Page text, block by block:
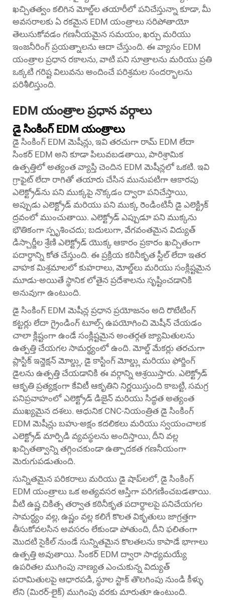
ఖచ్చితత్వం కలిగిన మోల్డ్‌ల తయారీలో పనిచేస్తున్నా కూడా, మీ
అవసరాలకు ఏ రకమైన EDM యంత్రాలు సరిపోతాయో
తెలుసుకోవడం గణనీయమైన సమయం, ఖర్చు మరియు
ఇంజనీరింగ్ ప్రయత్నాలను ఆదా చేస్తుంది. ఈ వ్యాసం EDM
యంత్రాల ప్రధాన రకాలను, వాటి పని సూత్రాలను మరియు ప్రతి
ఒక్కటి గరిష్ట విలువను అందించే పరిశ్రమల సందర్భాలను
పరిశీలిస్తుంది.
EDM యంత్రాల ప్రధాన వర్గాలు
డై సింకింగ్ EDM యంత్రాలు
డై సింకింగ్ EDM మెషీన్లు, ఇవి తరచుగా రామ్ EDM లేదా
సింకర్ EDM అని కూడా పిలువబడతాయి, పారిశ్రామిక
ఉత్పత్తిలో అత్యంత వ్యాప్తి చెందిన EDM మెషీన్లలో ఒకటి. ఇవి
గ్రాఫైట్ లేదా రాగితో తయారు చేసిన మునుపటిగా ఆకారపు
ఎలెక్ట్రోడ్‌ను పని ముక్కపై నొక్కడం ద్వారా పనిచేస్తాయి,
అప్పుడు ఎలెక్ట్రోడ్ మరియు పని ముక్క రెండింటినీ డై ఎలెక్ట్రిక్
ద్రవంలో ముంచుతాయి. ఎలెక్ట్రోడ్ ఎప్పుడూ పని ముక్కను
భౌతికంగా స్పృశించదు; బదులుగా, వేగవంతమైన విద్యుత్
డిస్చార్జీల శ్రేణి ఎలెక్ట్రోడ్ యొక్క ఆకారం ప్రకారం ఖచ్చితంగా
పదార్థాన్ని కోత చేస్తుంది. ఈ ప్రక్రియ కఠినీకృత స్టీల్ లేదా ఇతర
వాహక మిశ్రమాలలో కుహరాలు, మోల్డ్‌లు మరియు సంక్లిష్టమైన
మూడు-అయితే స్థానిక లోతైన ప్రదేశాలను సృష్టించడానికి
అనువుగా ఉంటుంది.
డై సింకింగ్ EDM మెషీన్ల ప్రధాన ప్రయోజనం అది రొటేటింగ్
కట్టర్లు లేదా గ్రైండింగ్ టూల్స్ ఉపయోగించి మెషీన్ చేయడం
చాలా క్లిష్టంగా ఉండే సంక్లిష్టమైన అంతర్గత జ్యామితులను
ఉత్పత్తి చేయగల సామర్థ్యంలో ఉంది. మోల్డ్ మేకర్లు తరచుగా
ప్లాస్టిక్ ఇన్జెక్షన్ మోల్డ్లు, డై కాస్టింగ్ మోల్డ్లు మరియు ఫోర్జింగ్
డైలను ఉత్పత్తి చేయడానికి ఈ వర్గాన్ని ఆశ్రయిస్తారు. ఎలెక్ట్రోడ్
ఆకృతి ప్రత్యక్షంగా కేవిటీ ఆకృతిని నిర్ణయిస్తుంది కాబట్టి, సమగ్ర
పనిప్రవాహంలో ఎలెక్ట్రోడ్ డిజైన్ మరియు సిద్ధత అత్యంత
ముఖ్యమైన దశలు. ఆధునిక CNC-నియంత్రిత డై సింకింగ్
EDM మెషీన్లు బహు-అక్షం కదలికలు మరియు స్వయంచాలక
ఎలెక్ట్రోడ్ మార్పిడి వ్యవస్థలను అందిస్తాయి, దీని వల్ల
ఖచ్చితత్వాన్ని తగ్గించకుండా ఉత్పాదకత గణనీయంగా
మెరుగుపడుతుంది.
సున్నితమైన పరికరాలు మరియు డై షాప్‌లలో, డై సింకింగ్
EDM యంత్రాలు ఒక అత్యవసర ఆస్తిగా పరిగణించబడతాయి.
వీటి ఉష్ణ చికిత్స తర్వాత కఠినీకృత పదార్థాలపై పనిచేయగల
సామర్థ్యం వల్ల, ఉష్ణం వల్ల కలిగే కొలత వికృతులు జాగ్రత్తగా
తీసుకోవలసిన అవసరం లేకుండా పోతుంది, దీని ఫలితంగా
మొదటి సైకిల్ నుండే సున్నితమైన కొలతలను కాపాడే భాగాలు
ఉత్పత్తి అవుతాయి. సింకర్ EDM ద్వారా సాధ్యమయ్యే
ఉపరితల ముగింపు నాణ్యత ఎంచుకున్న విద్యుత్
పరామితులపై ఆధారపడి, స్థూల స్టాక్ తొలగింపు నుండి కీళ్ళు
లేని (మిరర్-లైక్) ముగింపు వరకు మారుతూ ఉంటుంది.